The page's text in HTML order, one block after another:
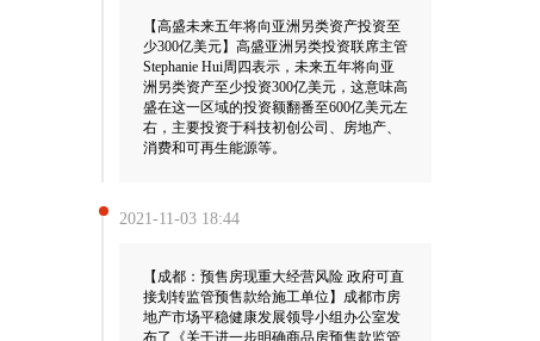
【高盛未来五年将向亚洲另类资产投资至
少300亿美元】高盛亚洲另类投资联席主管
Stephanie Hui周四表示，未来五年将向亚
洲另类资产至少投资300亿美元，这意味高
盛在这一区域的投资额翻番至600亿美元左
右，主要投资于科技初创公司、房地产、
消费和可再生能源等。
2021-11-03 18:44
【成都：预售房现重大经营风险 政府可直
接划转监管预售款给施工单位】成都市房
地产市场平稳健康发展领导小组办公室发
布了《关于进一步明确商品房预售款监管